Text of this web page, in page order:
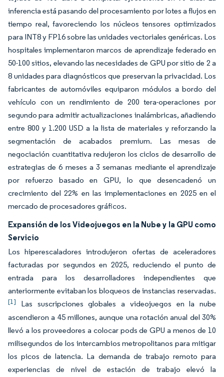
inferencia está pasando del procesamiento por lotes a flujos en
tiempo real, favoreciendo los núcleos tensores optimizados
para INT8 y FP16 sobre las unidades vectoriales genéricas. Los
hospitales implementaron marcos de aprendizaje federado en
50-100 sitios, elevando las necesidades de GPU por sitio de 2 a
8 unidades para diagnósticos que preservan la privacidad. Los
fabricantes de automóviles equiparon módulos a bordo del
vehículo con un rendimiento de 200 tera-operaciones por
segundo para admitir actualizaciones inalámbricas, añadiendo
entre 800 y 1.200 USD a la lista de materiales y reforzando la
segmentación de acabados premium. Las mesas de
negociación cuantitativa redujeron los ciclos de desarrollo de
estrategias de 6 meses a 3 semanas mediante el aprendizaje
por refuerzo basado en GPU, lo que desencadenó un
crecimiento del 22% en las implementaciones en 2025 en el
mercado de procesadores gráficos.
Expansión de los Videojuegos en la Nube y la GPU como
Servicio
Los hiperescaladores introdujeron ofertas de aceleradores
facturadas por segundos en 2025, reduciendo el punto de
entrada para los desarrolladores independientes que
anteriormente evitaban los bloqueos de instancias reservadas.
[1]
Las suscripciones globales a videojuegos en la nube
ascendieron a 45 millones, aunque una rotación anual del 30%
llevó a los proveedores a colocar pods de GPU a menos de 10
milisegundos de los intercambios metropolitanos para mitigar
los picos de latencia. La demanda de trabajo remoto para
experiencias de nivel de estación de trabajo elevó la